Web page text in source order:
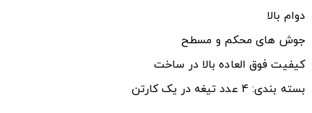
دوام بالا
جوش های محکم و مسطح
کیفیت فوق العاده بالا در ساخت
بسته بندی: 4 عدد تیغه در یک کارتن